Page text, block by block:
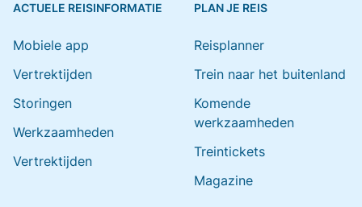
ACTUELE REISINFORMATIE
Mobiele app
Vertrektijden
Storingen
Werkzaamheden
Vertrektijden
PLAN JE REIS
Reisplanner
Trein naar het buitenland
Komende
werkzaamheden
Treintickets
Magazine